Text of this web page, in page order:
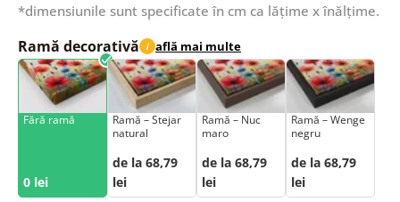
*dimensiunile sunt specificate în cm ca lățime x înălțime.
Ramă decorativă i află mai multe
Fără ramă
0 lei
Ramă – Stejar
natural
de la 68,79
lei
Ramă – Nuc
maro
de la 68,79
lei
Ramă – Wenge
negru
de la 68,79
lei